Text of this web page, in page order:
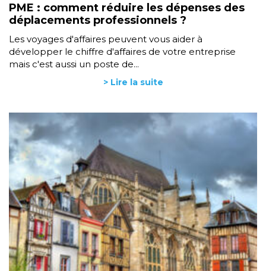
PME : comment réduire les dépenses des
déplacements professionnels ?
Les voyages d'affaires peuvent vous aider à
développer le chiffre d'affaires de votre entreprise
mais c'est aussi un poste de...
> Lire la suite